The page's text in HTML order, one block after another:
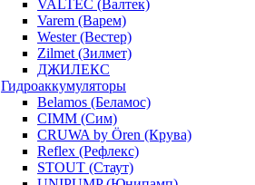
VALTEC (Валтек)
Varem (Варем)
Wester (Вестер)
Zilmet (Зилмет)
ДЖИЛЕКС
Гидроаккумуляторы
Belamos (Беламос)
CIMM (Сим)
CRUWA by Ören (Крува)
Reflex (Рефлекс)
STOUT (Стаут)